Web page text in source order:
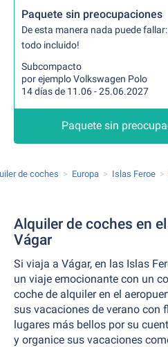
Paquete sin preocupaciones
De esta manera nada puede
todo incluido!
Subcompacto
por ejemplo Volkswagen Polo
14 días de 11.06 - 25.06.2027
Paquete sin
de coches Europa Islas Feroe
Alquiler de coches en
Vágar
Si viaja a Vágar, en las Islas
un viaje emocionante con un
coche de alquiler en el
sus vacaciones de verano con
lugares más bellos por su
y organice sus vacaciones